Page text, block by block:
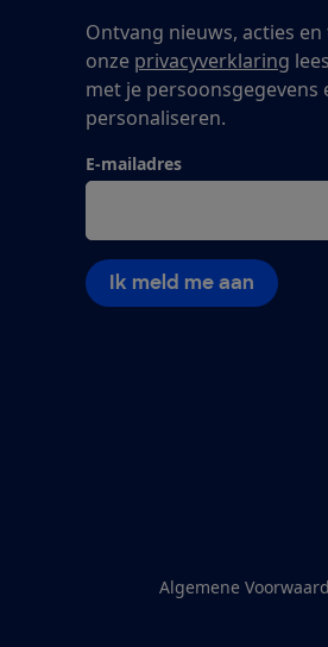
Ontvang nieuws, acties
onze privacyverklaring
met je persoonsgegevens
personaliseren.
E-mailadres
Ik meld me aan
Algemene